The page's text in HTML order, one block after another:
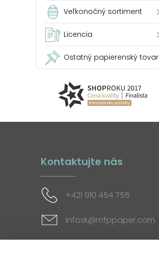
Veľkonočný sortiment
Licencia
Ostatný papierenský tovar
Kontaktujte nás
+421 910 454 755
infosk@mfppaper.com
Sociálne siete